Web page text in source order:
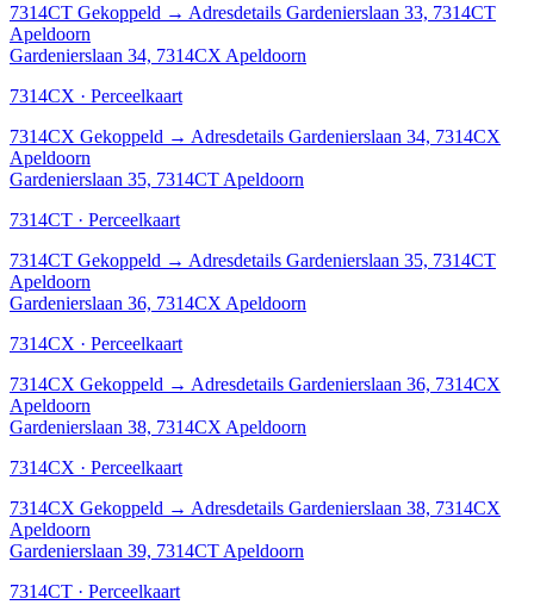
7314CT Gekoppeld → Adresdetails Gardenierslaan 33, 7314CT
Apeldoorn
Gardenierslaan 34, 7314CX Apeldoorn
7314CX · Perceelkaart
7314CX Gekoppeld → Adresdetails Gardenierslaan 34, 7314CX
Apeldoorn
Gardenierslaan 35, 7314CT Apeldoorn
7314CT · Perceelkaart
7314CT Gekoppeld → Adresdetails Gardenierslaan 35, 7314CT
Apeldoorn
Gardenierslaan 36, 7314CX Apeldoorn
7314CX · Perceelkaart
7314CX Gekoppeld → Adresdetails Gardenierslaan 36, 7314CX
Apeldoorn
Gardenierslaan 38, 7314CX Apeldoorn
7314CX · Perceelkaart
7314CX Gekoppeld → Adresdetails Gardenierslaan 38, 7314CX
Apeldoorn
Gardenierslaan 39, 7314CT Apeldoorn
7314CT · Perceelkaart